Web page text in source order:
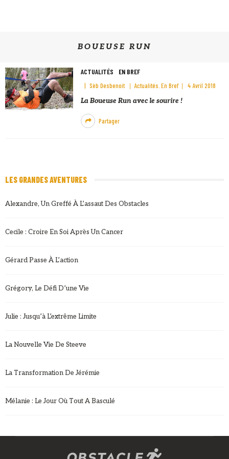
BOUEUSE RUN
ACTUALITÉS EN BREF
Sèb Desbenoit Actualités En Bref
4 Avril 2018
La Boueuse Run avec le sourire !
Partager
LES GRANDES AVENTURES
Alexandre, Un Greffé À L’assaut Des Obstacles
Cecile : Croire En Soi Après Un Cancer
Gérard Passe À L’action
Grégory, Le Défi D’une Vie
Julie : Jusqu’à L’extrême Limite
La Nouvelle Vie De Steeve
La Transformation De Jérémie
Mélanie : Le Jour Où Tout A Basculé